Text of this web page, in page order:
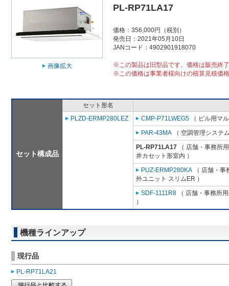
画像拡大
PL-RP71LA17
価格：356,000円（税別）
発売日：2021年05月10日
JANコード：4902901918070
※この製品は旧型品です。価格は販売終
※この価格は事業者様向けの積算見積価
セット構成品
セット形名
PLZD-ERMP280LEZ
CMP-P71LWEG5 （ ビル用マ
PAR-43MA （ 空調管理システ
PL-RP71LA17 （ 店舗・事務所
井カセット形室内 ）
PUZ-ERMP280KA （ 店舗・
外ユニット スリムER ）
SDF-1111R8 （ 店舗・事務所
）
機種ラインアップ
現行品
PL-RP71LA21